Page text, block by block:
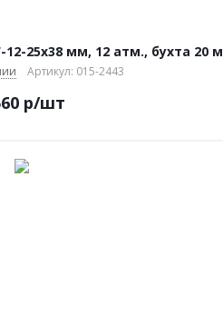
25х38 мм, 12 атм., бухта 20 м
Артикул: 015-2443
р/шт